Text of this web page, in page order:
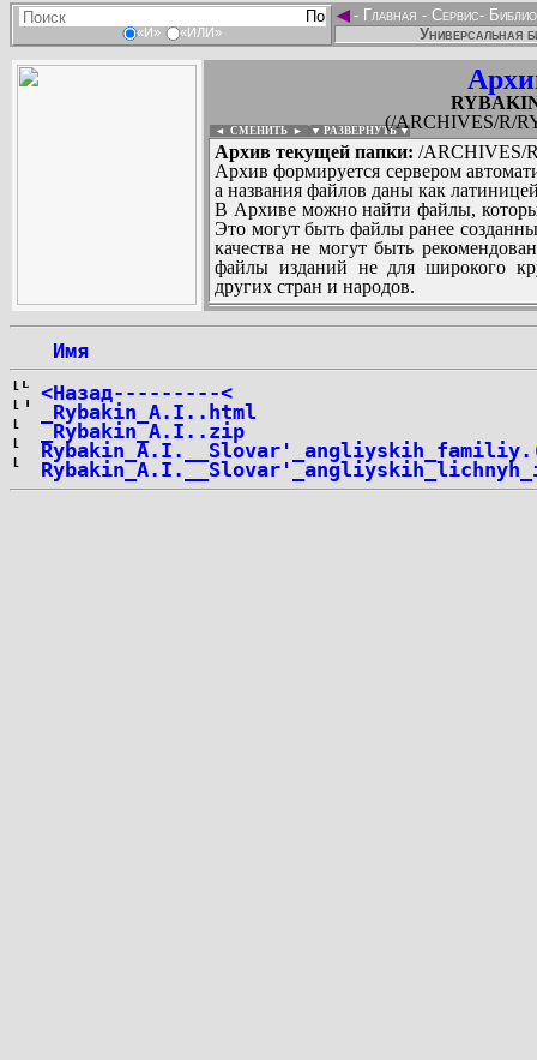
«И» «ИЛИ»
◄- Главная - Сервис-
Универсальная
(/ARCHIVES/R/
◄ СМЕНИТЬ ► ▼ РАЗВЕРНУТЬ ▼
Архив текущей папки: /ARCHIVES/
Архив формируется сервером
а названия файлов даны как
В Архиве можно найти файлы,
Это могут быть файлы ранее
качества не могут быть
файлы изданий не для широкого
других стран и народов.
Имя
<Назад---------<
_Rybakin_A.I..html
_Rybakin_A.I..zip